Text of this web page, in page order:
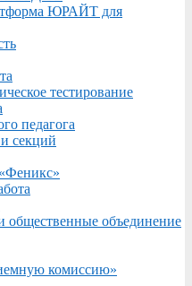
ЮРАЙТ для
тестирование
педагога
секций
общественные объединение
комиссию»